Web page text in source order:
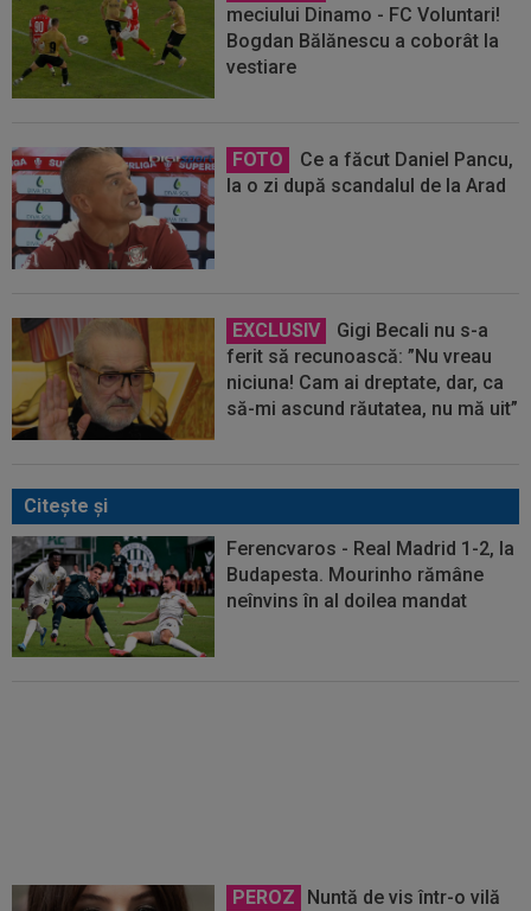
meciului Dinamo - FC Voluntari!
Bogdan Bălănescu a coborât la
vestiare
FOTO
Ce a făcut Daniel Pancu,
la o zi după scandalul de la Arad
EXCLUSIV
Gigi Becali nu s-a
ferit să recunoască: ”Nu vreau
niciuna! Cam ai dreptate, dar, ca
să-mi ascund răutatea, nu mă uit”
Citeşte şi
Ferencvaros - Real Madrid 1-2, la
Budapesta. Mourinho rămâne
neînvins în al doilea mandat
PEROZ
Nuntă de vis într-o vilă